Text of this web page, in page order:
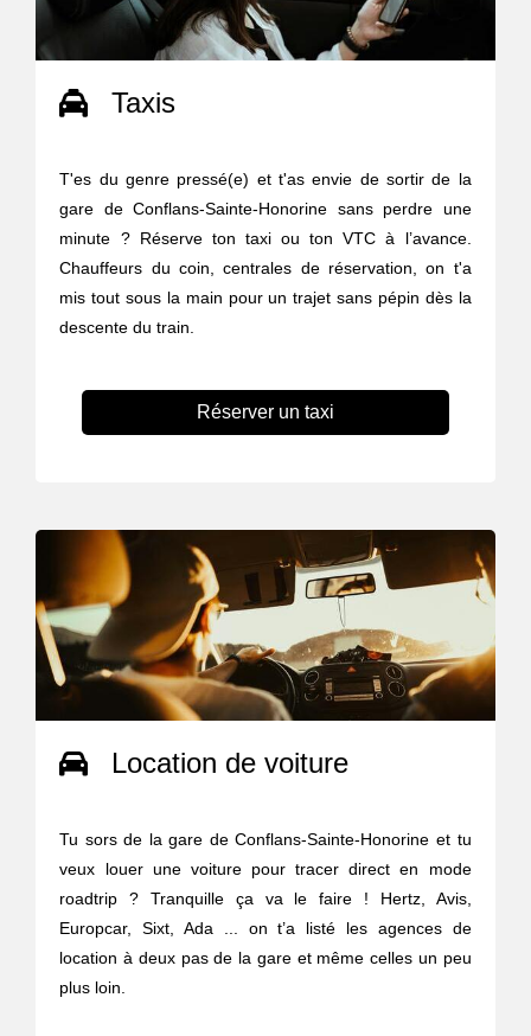
Taxis
T'es du genre pressé(e) et t'as envie de sortir de la
gare de Conflans-Sainte-Honorine sans perdre une
minute ? Réserve ton taxi ou ton VTC à l’avance.
Chauffeurs du coin, centrales de réservation, on t'a
mis tout sous la main pour un trajet sans pépin dès la
descente du train.
Réserver un taxi
Location de voiture
Tu sors de la gare de Conflans-Sainte-Honorine et tu
veux louer une voiture pour tracer direct en mode
roadtrip ? Tranquille ça va le faire ! Hertz, Avis,
Europcar, Sixt, Ada ... on t’a listé les agences de
location à deux pas de la gare et même celles un peu
plus loin.